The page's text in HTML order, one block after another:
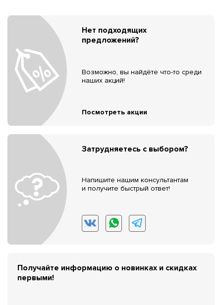
Нет подходящих
предложений?
Возможно, вы найдёте что-то среди
наших акций!
Посмотреть акции
Затрудняетесь с выбором?
Напишите нашим консультантам
и получите быстрый ответ!
Получайте информацию о новинках и скидках
первыми!